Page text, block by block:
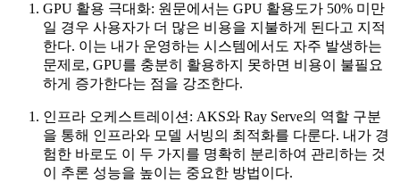
GPU 활용 극대화: 원문에서는 GPU 활용도가 50% 미만
일 경우 사용자가 더 많은 비용을 지불하게 된다고 지적
한다. 이는 내가 운영하는 시스템에서도 자주 발생하는
문제로, GPU를 충분히 활용하지 못하면 비용이 불필요
하게 증가한다는 점을 강조한다.
인프라 오케스트레이션: AKS와 Ray Serve의 역할 구분
을 통해 인프라와 모델 서빙의 최적화를 다룬다. 내가 경
험한 바로도 이 두 가지를 명확히 분리하여 관리하는 것
이 추론 성능을 높이는 중요한 방법이다.